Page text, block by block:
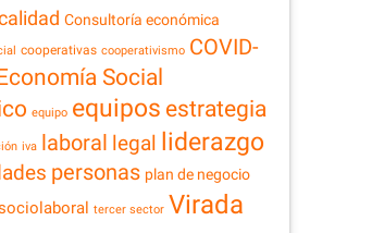
Consultoría económica
cooperativas cooperativismo COVID-
Social
equipo equipos estrategia
iva laboral legal liderazgo
personas plan de negocio
tercer sector Virada